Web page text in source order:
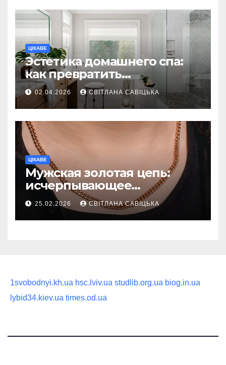
ЦІКАВЕ
Эстетика домашнего спа:
как превратить
ежедневную гигиену в
восстанавливающий
ритуал
02.04.2026 СВІТЛАНА САВІЦЬКА
ЦІКАВЕ
Мужская золотая цепь:
исчерпывающее
руководство по выбору
статусного украшения
25.02.2026 СВІТЛАНА САВІЦЬКА
1svobodnyi.kh.ua hsc.lviv.ua studlib.org.ua biog.in.ua
lybid34.kiev.ua times.od.ua